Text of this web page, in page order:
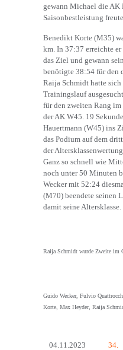
gewann Michael die AK
Saisonbestleistung
Benedikt Korte (M35)
km. In 37:37 erreichte er
das Ziel und gewann
benötigte 38:54 für den
Raija Schmidt hatte sich
Trainingslauf
für den zweiten Rang
der AK W45. 19
Hauertmann (W45) ins
das Podium auf dem
der
Ganz so schnell wie
noch unter 50 Minuten
Wecker mit 52:24
(M70) beendete seinen
damit seine Altersklasse.
Raija Schmidt wurde Zweite im
Guido Wecker, Fulvio
Korte, Max Heyder, Raija
04.11.2023
34.